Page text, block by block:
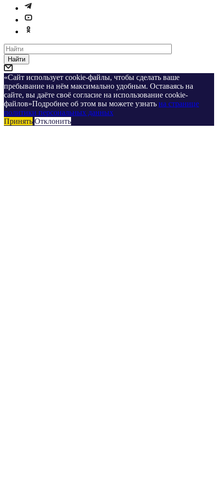
Найти
«Сайт использует cookie-файлы, чтобы сделать ваше
пребывание на нём максимально удобным. Оставаясь на
сайте, вы даёте своё согласие на использование cookie-
файлов»Подробнее об этом вы можете узнать на странице
политики персональных данных
Принять Отклонить